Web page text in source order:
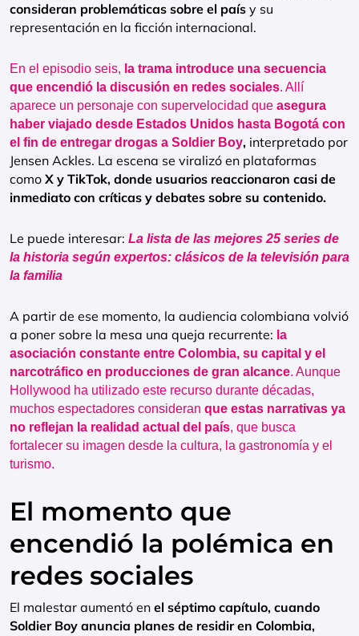
consideran problemáticas sobre el país y su
representación en la ficción internacional.
En el episodio seis, la trama introduce una secuencia
que encendió la discusión en redes sociales. Allí
aparece un personaje con supervelocidad que asegura
haber viajado desde Estados Unidos hasta Bogotá con
el fin de entregar drogas a Soldier Boy, interpretado por
Jensen Ackles. La escena se viralizó en plataformas
como X y TikTok, donde usuarios reaccionaron casi de
inmediato con críticas y debates sobre su contenido.
Le puede interesar: La lista de las mejores 25 series de
la historia según expertos: clásicos de la televisión para
la familia
A partir de ese momento, la audiencia colombiana volvió
a poner sobre la mesa una queja recurrente: la
asociación constante entre Colombia, su capital y el
narcotráfico en producciones de gran alcance. Aunque
Hollywood ha utilizado este recurso durante décadas,
muchos espectadores consideran que estas narrativas ya
no reflejan la realidad actual del país, que busca
fortalecer su imagen desde la cultura, la gastronomía y el
turismo.
El momento que
encendió la polémica en
redes sociales
El malestar aumentó en el séptimo capítulo, cuando
Soldier Boy anuncia planes de residir en Colombia,